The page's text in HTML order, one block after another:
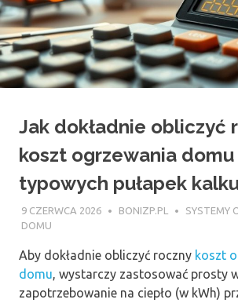
Jak dokładnie obliczyć
koszt ogrzewania domu
typowych pułapek
9 CZERWCA 2026 BONIZP.PL
SYSTEMY
DOMU
Aby dokładnie obliczyć roczny koszt
domu, wystarczy zastosować prosty
zapotrzebowanie na ciepło (w kWh)